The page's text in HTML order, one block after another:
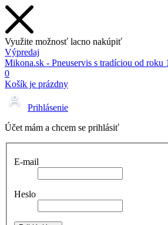
Využite možnosť lacno nakúpiť
Výpredaj
Mikona.sk - Pneuservis s tradíciou od roku
0
Košík je prázdny
Prihlásenie
Účet mám a chcem se prihlásiť
E-mail
Heslo